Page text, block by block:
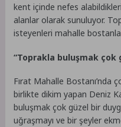
kent içinde nefes
alanlar olarak sunuluyor.
isteyenleri mahalle
“Toprakla buluşmak çok
Fırat Mahalle Bostanı’nda
birlikte dikim yapan Deniz
buluşmak çok güzel bir
uğraşmayı ve bir şeyler